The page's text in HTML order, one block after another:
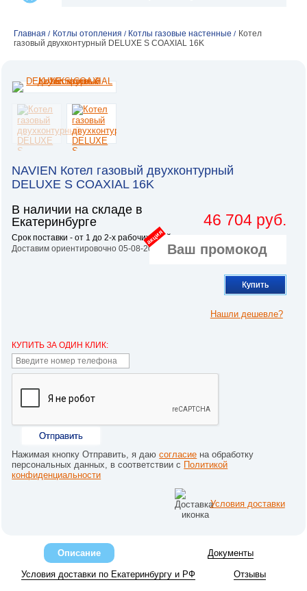
Главная / Котлы отопления / Котлы газовые настенные / Котел
газовый двухконтурный DELUXE S COAXIAL 16K
NAVIEN Котел газовый двухконтурный
DELUXE S COAXIAL 16K
В наличии на складе в
Екатеринбурге
Срок поставки - от 1 до 2-х рабочих дней.
Доставим ориентировочно 05-08-2026
46 704 руб.
акция
Купить
Нашли дешевле?
КУПИТЬ ЗА ОДИН КЛИК:
Отправить
Нажимая кнопку Отправить, я даюсогласие на обработку
персональных данных, в соответствии с Политикой
конфиденциальности
Условия доставки
Описание Документы
Условия доставки по Екатеринбургу и РФ Отзывы